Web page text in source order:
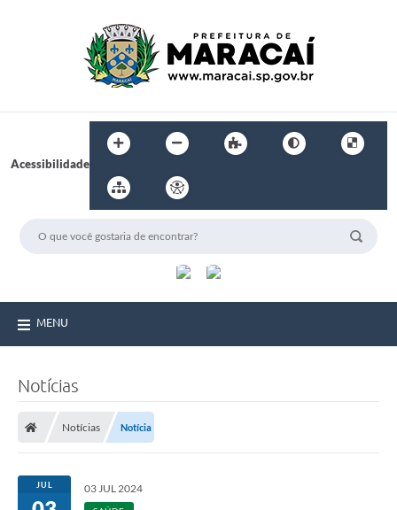
Acessibilidade
MENU
Notícias
Notícias Notícia
JUL 03 JUL 2024